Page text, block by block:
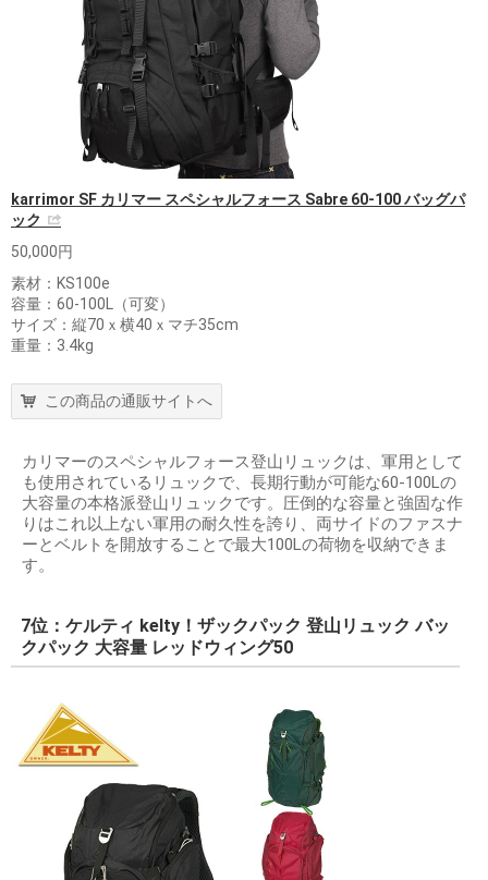
karrimor SF カリマー スペシャルフォース Sabre 60-100 バッグパ
ック
50,000円
素材：KS100e
容量：60-100L（可変）
サイズ：縦70ｘ横40ｘマチ35cm
重量：3.4kg
この商品の通販サイトへ
カリマーのスペシャルフォース登山リュックは、軍用として
も使用されているリュックで、長期行動が可能な60-100Lの
大容量の本格派登山リュックです。圧倒的な容量と強固な作
りはこれ以上ない軍用の耐久性を誇り、両サイドのファスナ
ーとベルトを開放することで最大100Lの荷物を収納できま
す。
7位：ケルティ kelty！ザックパック 登山リュック バッ
クパック 大容量 レッドウィング50